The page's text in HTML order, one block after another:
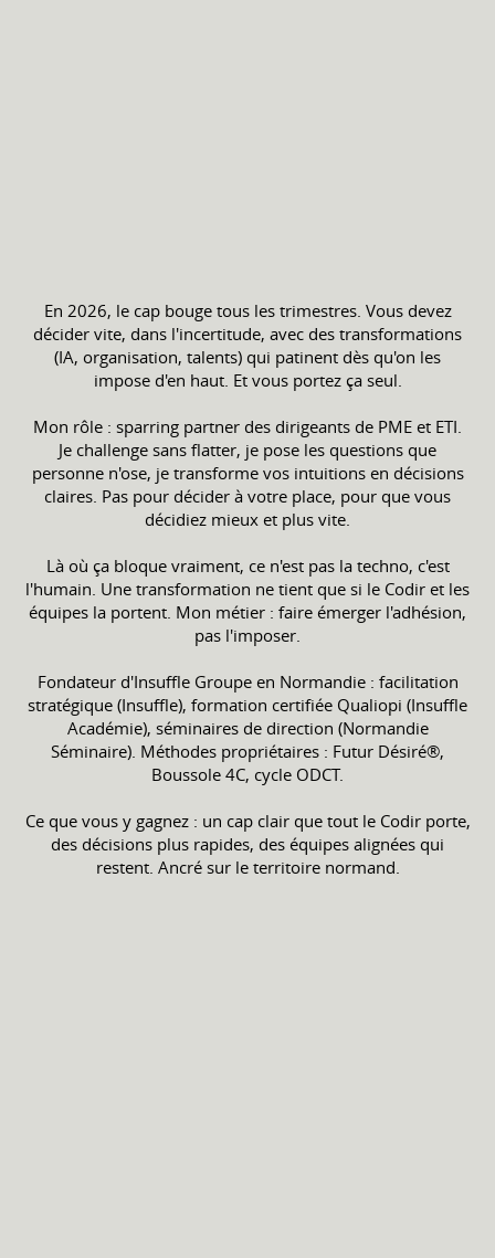
En 2026, le cap bouge tous les trimestres. Vous devez
décider vite, dans l'incertitude, avec des transformations
(IA, organisation, talents) qui patinent dès qu'on les
impose d'en haut. Et vous portez ça seul.
Mon rôle : sparring partner des dirigeants de PME et ETI.
Je challenge sans flatter, je pose les questions que
personne n'ose, je transforme vos intuitions en décisions
claires. Pas pour décider à votre place, pour que vous
décidiez mieux et plus vite.
Là où ça bloque vraiment, ce n'est pas la techno, c'est
l'humain. Une transformation ne tient que si le Codir et les
équipes la portent. Mon métier : faire émerger l'adhésion,
pas l'imposer.
Fondateur d'Insuffle Groupe en Normandie : facilitation
stratégique (Insuffle), formation certifiée Qualiopi (Insuffle
Académie), séminaires de direction (Normandie
Séminaire). Méthodes propriétaires : Futur Désiré®,
Boussole 4C, cycle ODCT.
Ce que vous y gagnez : un cap clair que tout le Codir porte,
des décisions plus rapides, des équipes alignées qui
restent. Ancré sur le territoire normand.